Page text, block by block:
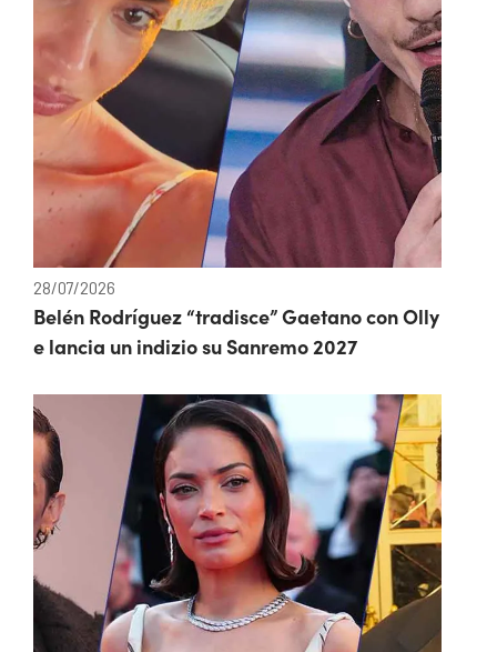
28/07/2026
Belén Rodríguez “tradisce” Gaetano con Olly
e lancia un indizio su Sanremo 2027